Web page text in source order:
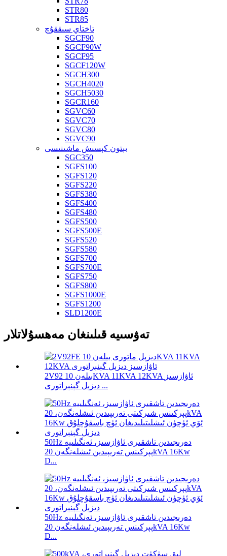
STR80
STR85
تاختاي سىققۇچ
SGCF90
SGCF90W
SGCF95
SGCF120W
SGCH300
SGCH4020
SGCH5030
SGCR160
SGVC60
SGVC70
SGVC80
SGVC90
بېتون كېسىش ماشىنىسى
SGC350
SGFS100
SGFS120
SGFS220
SGFS380
SGFS400
SGFS480
SGFS500
SGFS500E
SGFS520
SGFS580
SGFS700
SGFS700E
SGFS750
SGFS800
SGFS1000E
SGFS1200
SLD1200E
تەۋسىيە قىلىنغان مەھسۇلاتلار
2V92 بىلەن 10KVA 11KVA 12KVA ئاۋازسىز
دىزېل گېنېراتورى ...
50Hz دەرىجىدىن تاشقىرى ئاۋازسىز، ئەنگىلىيە
پېركىنس تەرىپىدىن ئىشلەنگەن 20kVA 16Kw
D...
50Hz دەرىجىدىن تاشقىرى ئاۋازسىز، ئەنگىلىيە
پېركىنس تەرىپىدىن ئىشلەنگەن 20kVA 16Kw
D...